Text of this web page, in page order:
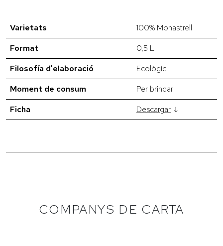
Varietats
100% Monastrell
Format
0,5 L
Filosofía d'elaboració
Ecològic
Moment de consum
Per brindar
Ficha
Descargar
COMPANYS DE CARTA